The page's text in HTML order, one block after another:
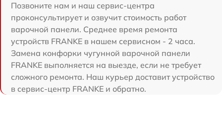
Позвоните нам и наш сервис-центра
проконсультирует и озвучит стоимость работ
варочной панели. Среднее время ремонта
устройств FRANKE в нашем сервисном - 2 часа.
Замена конфорки чугунной варочной панели
FRANKE выполняется на выезде, если не требует
сложного ремонта. Наш курьер доставит устройство
в сервис-центр FRANKE и обратно.